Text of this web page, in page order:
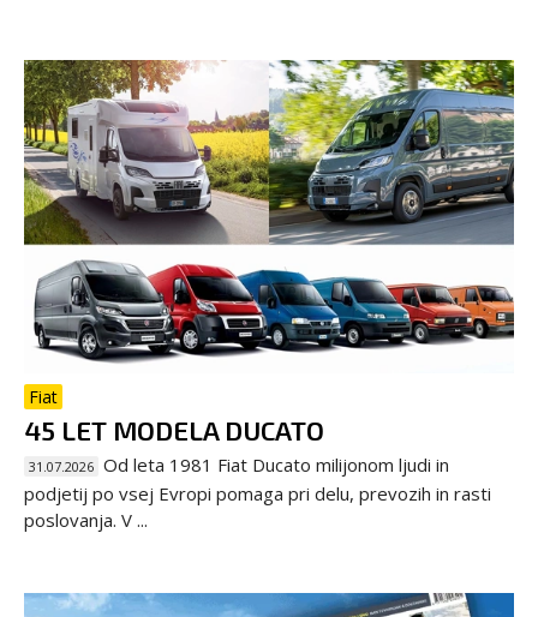
Fiat
45 LET MODELA DUCATO
31.07.2026 Od leta 1981 Fiat Ducato milijonom ljudi in
podjetij po vsej Evropi pomaga pri delu, prevozih in rasti
poslovanja. V ...